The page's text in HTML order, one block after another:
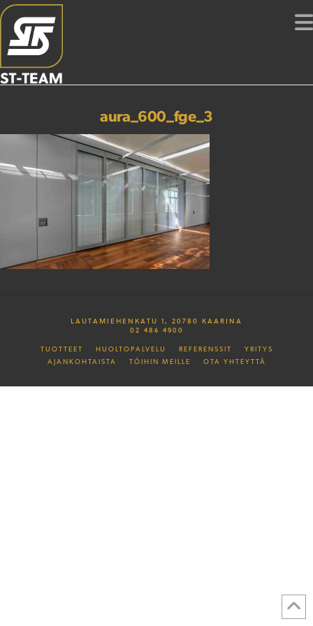
aura_600_fge_3
LAUTAMIEHENKATU 1, 20780 KAARINA
02 486 4900
TUOTTEET HUOLTOPALVELU REFERENSSIT
YRITYS
AJANKOHTAISTA
TÖIHIN MEILLE OTA YHTEYTTÄ